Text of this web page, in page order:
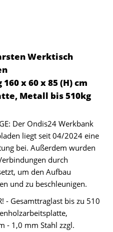
Werktisch
x 60 x 85 (H) cm
Metall bis 510kg
Der Ondis24 Werkbank
liegt seit 04/2024 eine
bei. Außerdem wurden
durch
um den Aufbau
und zu beschleunigen.
- Gesamttraglast bis zu 510
- 1,0 mm Stahl zzgl.